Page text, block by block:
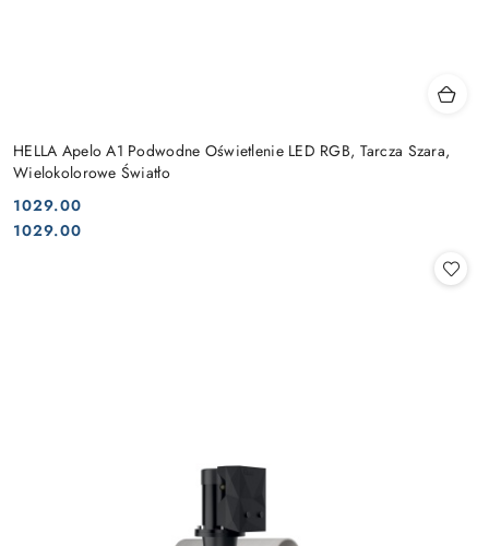
HELLA Apelo A1 Podwodne Oświetlenie LED RGB, Tarcza Szara,
Wielokolorowe Światło
Cena:
1029.00
Cena:
1029.00